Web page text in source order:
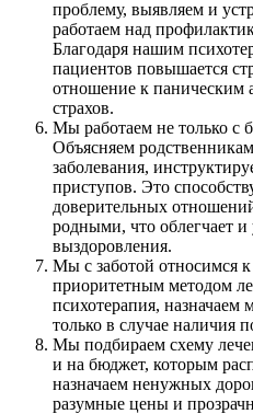
проблему, выявляем и
работаем над
Благодаря нашим
пациентов повышается
отношение к паническим
страхов.
Мы работаем не только с
Объясняем
заболевания,
приступов. Это
доверительных
родными, что облегчает и
выздоровления.
Мы с заботой относимся
приоритетным методом
психотерапия,
только в случае наличия
Мы подбираем схему
и на бюджет, которым
назначаем ненужных
разумные цены и